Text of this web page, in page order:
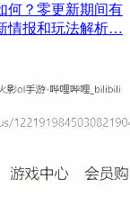
何？零更新期间有
情报和玩法解析…